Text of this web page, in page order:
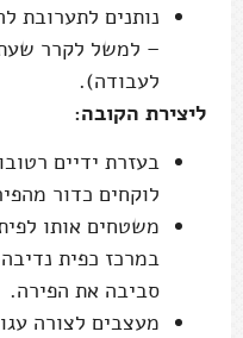
נותנים לתערובת
– למשל לקרר
לעבודה).
ליצירת הקובה:
בעזרת ידיים
לוקחים כדור
משטחים אותו
במרכז כפית
סביבה את הפירה.
מעצבים לצורה